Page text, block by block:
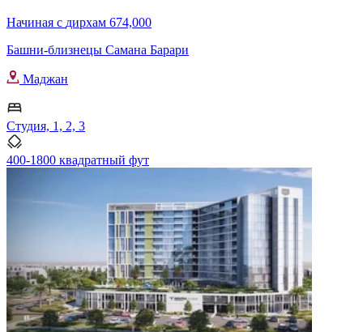
Начиная с дирхам 674,000
Башни-близнецы Самана Барари
Маджан
Студия, 1, 2, 3
400-1800 квадратный фут